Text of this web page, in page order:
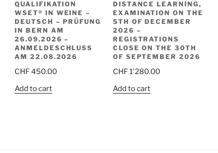
QUALIFIKATION
WSET® IN WEINE –
DEUTSCH – PRÜFUNG
IN BERN AM
26.09.2026 –
ANMELDESCHLUSS
AM 22.08.2026
CHF450.00
Add to cart
DISTANCE LEARNING,
EXAMINATION ON THE
5TH OF DECEMBER
2026 –
REGISTRATIONS
CLOSE ON THE 30TH
OF SEPTEMBER 2026
CHF1'280.00
Add to cart